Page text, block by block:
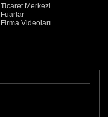
Ticaret Merkezi
Fuarlar
Firma Videoları